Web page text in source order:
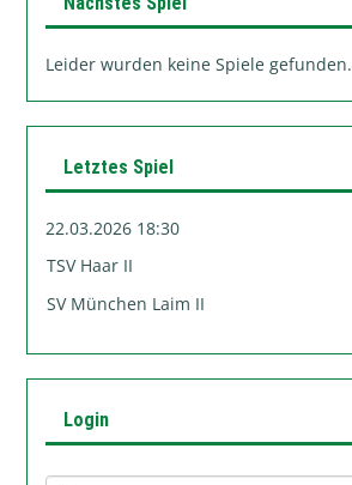
Leider wurden keine Spiele gefunden.
Letztes Spiel
22.03.2026 18:30
TSV Haar II
SV München Laim II
Login